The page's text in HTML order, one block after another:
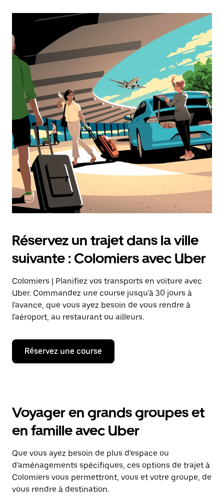
Réservez un trajet dans la ville
suivante : Colomiers avec Uber
Colomiers | Planifiez vos transports en voiture avec
Uber. Commandez une course jusqu'à 30 jours à
l'avance, que vous ayez besoin de vous rendre à
l'aéroport, au restaurant ou ailleurs.
Réservez une course
Voyager en grands groupes et
en famille avec Uber
Que vous ayez besoin de plus d'espace ou
d'aménagements spécifiques, ces options de trajet à
Colomiers vous permettront, vous et votre groupe, de
vous rendre à destination.